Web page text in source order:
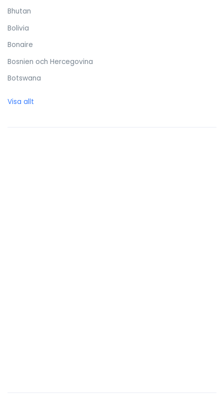
Bhutan
Bolivia
Bonaire
Bosnien och Hercegovina
Botswana
Brunei Darussalam
Visa allt